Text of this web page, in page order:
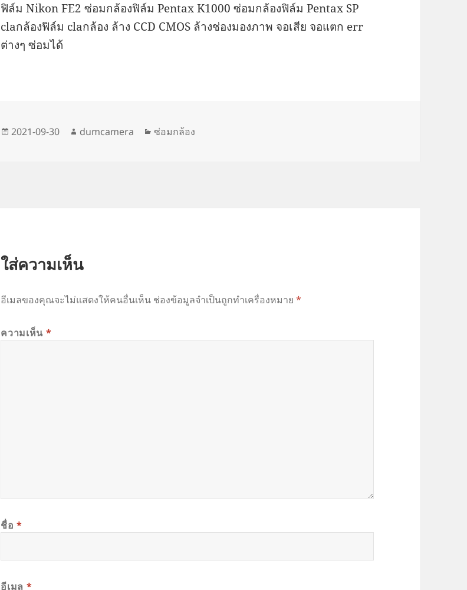
ฟิล์ม Nikon FE2 ซ่อมกล้องฟิล์ม Pentax K1000 ซ่อมกล้องฟิล์ม Pentax SP
claกล้องฟิล์ม claกล้อง ล้าง CCD CMOS ล้างช่องมองภาพ จอเสีย จอแตก err
ต่างๆ ซ่อมได้
เขียน
2021-09-30
ผู้
dumcamera
หมวด
ซ่อมกล้อง
ใส่ความเห็น
อีเมลของคุณจะไม่แสดงให้คนอื่นเห็น ช่องข้อมูลจำเป็นถูกทำเครื่องหมาย*
ความเห็น *
ชื่อ*
อีเมล *